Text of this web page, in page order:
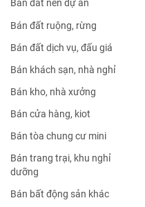
Bán đất nền dự án
Bán đất ruộng, rừng
Bán đất dịch vụ, đấu giá
Bán khách sạn, nhà nghỉ
Bán kho, nhà xưởng
Bán cửa hàng, kiot
Bán tòa chung cư mini
Bán trang trại, khu nghỉ
dưỡng
Bán bất động sản khác